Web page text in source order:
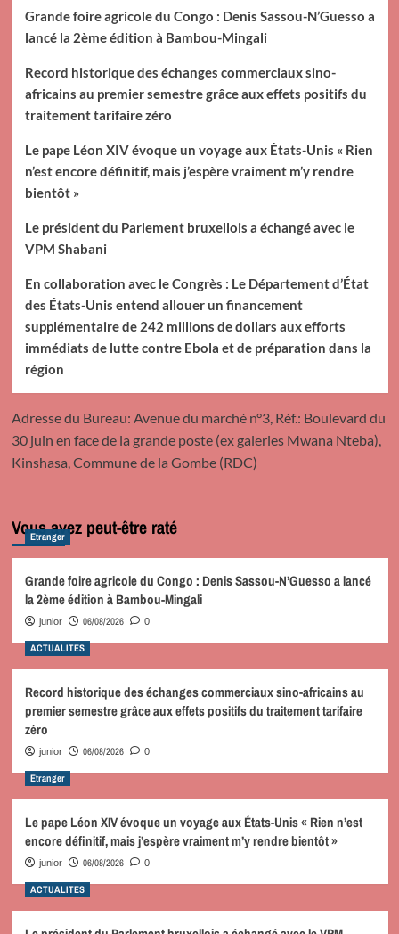
Grande foire agricole du Congo : Denis Sassou-N’Guesso a
lancé la 2ème édition à Bambou-Mingali
Record historique des échanges commerciaux sino-
africains au premier semestre grâce aux effets positifs du
traitement tarifaire zéro
Le pape Léon XIV évoque un voyage aux États-Unis « Rien
n’est encore définitif, mais j’espère vraiment m’y rendre
bientôt »
Le président du Parlement bruxellois a échangé avec le
VPM Shabani
En collaboration avec le Congrès : Le Département d’État
des États-Unis entend allouer un financement
supplémentaire de 242 millions de dollars aux efforts
immédiats de lutte contre Ebola et de préparation dans la
région
Adresse du Bureau: Avenue du marché n°3, Réf.: Boulevard du
30 juin en face de la grande poste (ex galeries Mwana Nteba),
Kinshasa, Commune de la Gombe (RDC)
Vous avez peut-être raté
Etranger
Grande foire agricole du Congo : Denis Sassou-N’Guesso a lancé
la 2ème édition à Bambou-Mingali
junior 06/08/2026 0
ACTUALITES
Record historique des échanges commerciaux sino-africains au
premier semestre grâce aux effets positifs du traitement tarifaire
zéro
junior 06/08/2026 0
Etranger
Le pape Léon XIV évoque un voyage aux États-Unis « Rien n’est
encore définitif, mais j’espère vraiment m’y rendre bientôt »
junior 06/08/2026 0
ACTUALITES